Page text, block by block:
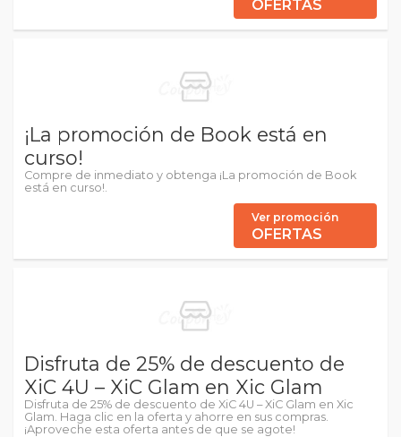
OFERTAS
¡La promoción de Book está en
curso!
Compre de inmediato y obtenga ¡La promoción de Book
está en curso!.
Ver promoción
OFERTAS
Disfruta de 25% de descuento de
XiC 4U – XiC Glam en Xic Glam
Disfruta de 25% de descuento de XiC 4U – XiC Glam en Xic
Glam. Haga clic en la oferta y ahorre en sus compras.
¡Aproveche esta oferta antes de que se agote!